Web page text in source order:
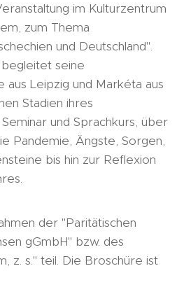
im Kulturzentrum
zum Thema
und Deutschland".
seine
aus Leipzig und Markéta aus
Stadien ihres
und Sprachkurs, über
Pandemie, Ängste, Sorgen,
bis hin zur Reflexion
der "Paritätischen
gGmbH" bzw. des
z. s." teil. Die Broschüre ist